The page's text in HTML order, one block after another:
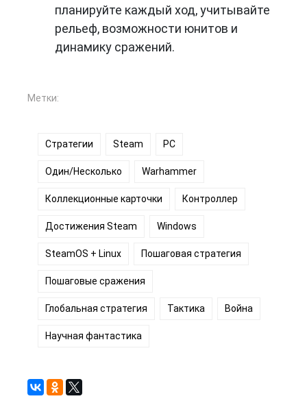
планируйте каждый ход, учитывайте
рельеф, возможности юнитов и
динамику сражений.
Метки:
Стратегии Steam PC
Один/Несколько Warhammer
Коллекционные карточки Контроллер
Достижения Steam Windows
SteamOS + Linux Пошаговая стратегия
Пошаговые сражения
Глобальная стратегия Тактика Война
Научная фантастика